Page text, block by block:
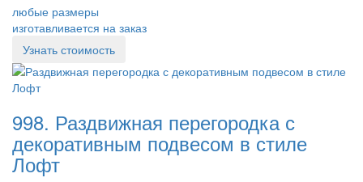
любые размеры
изготавливается на заказ
Узнать стоимость
998. Раздвижная перегородка с
декоративным подвесом в стиле
Лофт